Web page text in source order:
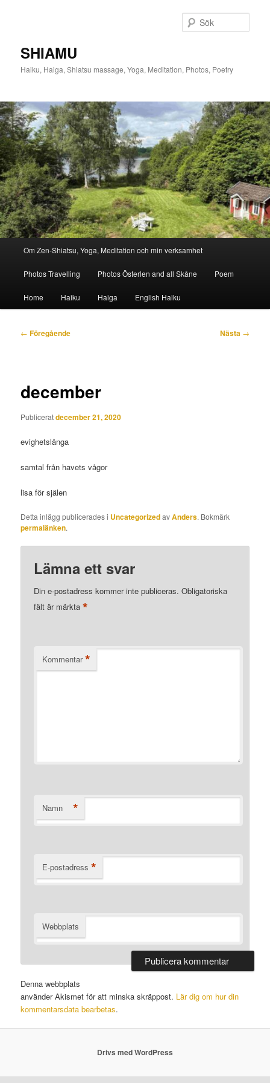
SHIAMU
Haiku, Haiga, Shiatsu massage, Yoga, Meditation, Photos, Poetry
Om Zen-Shiatsu, Yoga, Meditation och min verksamhet
Photos Travelling Photos Österlen and all Skåne Poem
Home Haiku Haiga English Haiku
Inläggsnavigering
← Föregående Nästa →
december
Publiceratdecember 21, 2020
evighetslånga
samtal från havets vågor
lisa för själen
Detta inlägg publicerades i UncategorizedavAnders. Bokmärk
permalänken.
Lämna ett svar
Din e-postadress kommer inte publiceras. Obligatoriska
fält är märkta*
Kommentar *
Namn *
E-postadress *
Webbplats
Denna webbplats
använder Akismet för att minska skräppost. Lär dig om hur din
kommentarsdata bearbetas.
Drivs med WordPress